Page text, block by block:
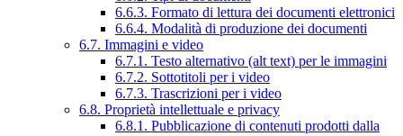
6.6.3. Formato di lettura dei documenti elettronici
6.6.4. Modalità di produzione dei documenti
6.7. Immagini e video
6.7.1. Testo alternativo (alt text) per le immagini
6.7.2. Sottotitoli per i video
6.7.3. Trascrizioni per i video
6.8. Proprietà intellettuale e privacy
6.8.1. Pubblicazione di contenuti prodotti dalla